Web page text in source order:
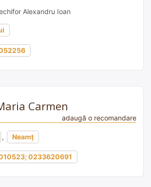
Alexandru Ioan
Carmen
adaugă o recomandare
, Neamț
0233620691